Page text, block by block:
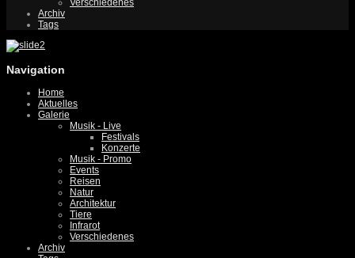
Verschiedenes
Archiv
Tags
Navigation
Home
Aktuelles
Galerie
Musik - Live
Festivals
Konzerte
Musik - Promo
Events
Reisen
Natur
Architektur
Tiere
Infrarot
Verschiedenes
Archiv